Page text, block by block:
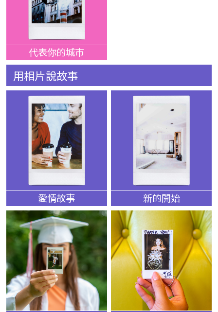
代表你的城市
用相片說故事
愛情故事 新的開始